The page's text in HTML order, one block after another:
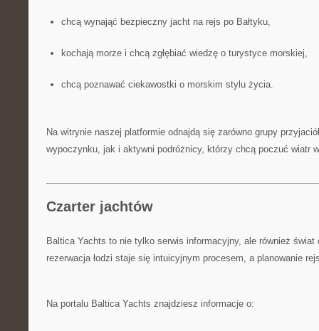
chcą wynająć bezpieczny jacht na rejs po Bałtyku,
kochają morze i chcą zgłębiać wiedzę o turystyce morskiej,
chcą poznawać ciekawostki o morskim stylu życia.
Na witrynie naszej platformie odnajdą się zarówno grupy
wypoczynku, jak i aktywni podróżnicy, którzy chcą poczuć wiatr
Czarter jachtów
Baltica Yachts to nie tylko serwis informacyjny, ale również świat
rezerwacja łodzi staje się intuicyjnym procesem, a planowanie
Na portalu Baltica Yachts znajdziesz informacje o: